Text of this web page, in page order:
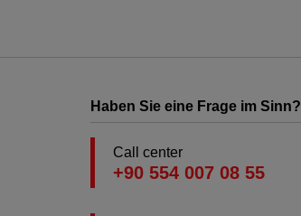
Haben Sie eine Frage im Sinn?
Call center
+90 554 007 08 55